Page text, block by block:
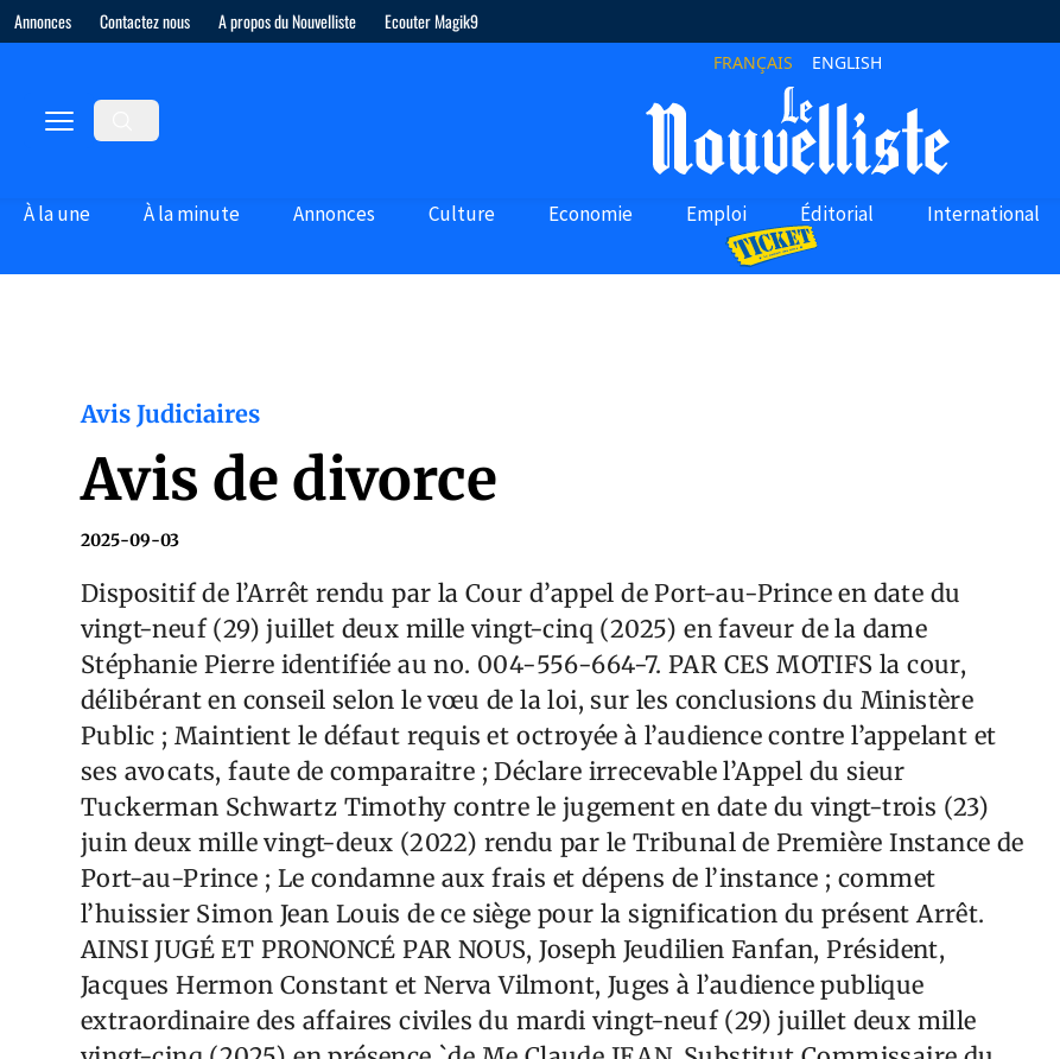
Annonces Contactez nous A propos du Nouvelliste Ecouter Magik9
FRANÇAIS ENGLISH
À la une À la minute Annonces Culture Economie Emploi Éditorial International
Avis Judiciaires
Avis de divorce
2025-09-03
Dispositif de l’Arrêt rendu par la Cour d’appel de Port-au-Prince en date du
vingt-neuf (29) juillet deux mille vingt-cinq (2025) en faveur de la dame
Stéphanie Pierre identifiée au no. 004-556-664-7. PAR CES MOTIFS la cour,
délibérant en conseil selon le vœu de la loi, sur les conclusions du Ministère
Public ; Maintient le défaut requis et octroyée à l’audience contre l’appelant et
ses avocats, faute de comparaitre ; Déclare irrecevable l’Appel du sieur
Tuckerman Schwartz Timothy contre le jugement en date du vingt-trois (23)
juin deux mille vingt-deux (2022) rendu par le Tribunal de Première Instance de
Port-au-Prince ; Le condamne aux frais et dépens de l’instance ; commet
l’huissier Simon Jean Louis de ce siège pour la signification du présent Arrêt.
AINSI JUGÉ ET PRONONCÉ PAR NOUS, Joseph Jeudilien Fanfan, Président,
Jacques Hermon Constant et Nerva Vilmont, Juges à l’audience publique
extraordinaire des affaires civiles du mardi vingt-neuf (29) juillet deux mille